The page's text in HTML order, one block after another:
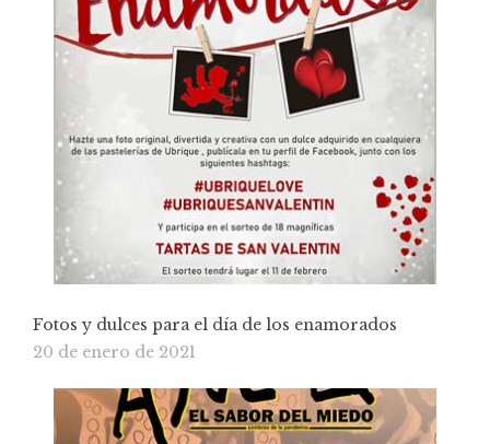
Fotos y dulces para el día de los enamorados
20 de enero de 2021